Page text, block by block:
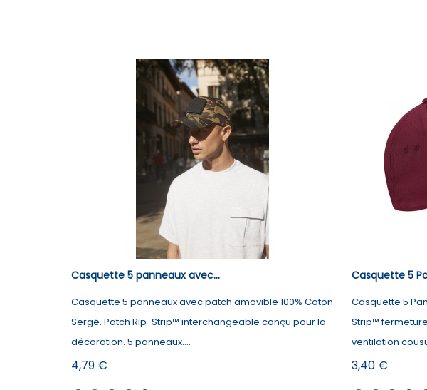
Casquette 5 panneaux avec...
Casquette 5 panneaux avec patch amovible 100% Coton
Sergé. Patch Rip-Strip™ interchangeable conçu pour la
décoration. 5 panneaux....
Prix
4,79 €
Casquette 5
Casquette 5
Strip™
ventilation
Prix
3,40 €